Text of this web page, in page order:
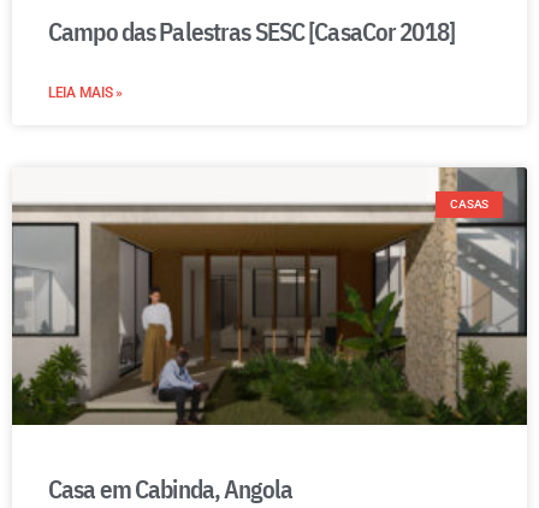
Campo das Palestras SESC [CasaCor 2018]
LEIA MAIS »
CASAS
Casa em Cabinda, Angola